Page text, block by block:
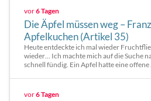
vor6 Tagen
Die Äpfel müssen weg –
Apfelkuchen (Artikel 35)
Heute entdeckte ich mal wieder
wieder… Ich machte mich auf die Suche
schnell fündig. Ein Apfel hatte eine offene
vor6 Tagen